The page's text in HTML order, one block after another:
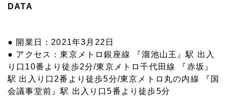
DATA
● 開業日：2021年3月22日
● アクセス：東京メトロ銀座線 『溜池山王』駅 出入
り口10番より徒歩2分/東京メトロ千代田線 『赤坂』
駅 出入り口2番より徒歩5分/東京メトロ丸の内線 『国
会議事堂前』駅 出入り口5番より徒歩5分